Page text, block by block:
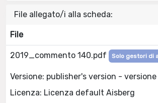
File allegato/i alla scheda:
File
2019_commento 140.pdf Solo gestori di
Versione: publisher's version -
Licenza: Licenza default Aisberg